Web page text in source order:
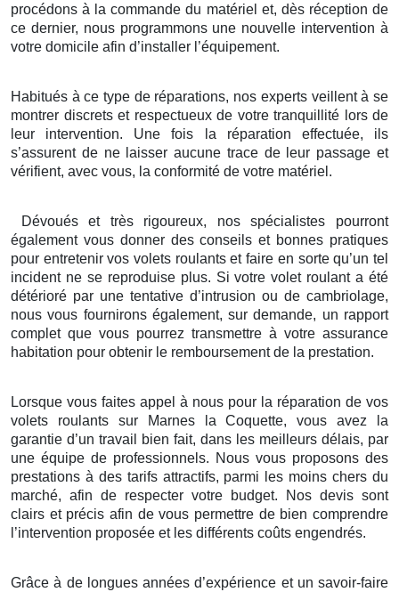
procédons à la commande du matériel et, dès réception de
ce dernier, nous programmons une nouvelle intervention à
votre domicile afin d’installer l’équipement.
Habitués à ce type de réparations, nos experts veillent à se
montrer discrets et respectueux de votre tranquillité lors de
leur intervention. Une fois la réparation effectuée, ils
s’assurent de ne laisser aucune trace de leur passage et
vérifient, avec vous, la conformité de votre matériel.
Dévoués et très rigoureux, nos spécialistes pourront
également vous donner des conseils et bonnes pratiques
pour entretenir vos volets roulants et faire en sorte qu’un tel
incident ne se reproduise plus. Si votre volet roulant a été
détérioré par une tentative d’intrusion ou de cambriolage,
nous vous fournirons également, sur demande, un rapport
complet que vous pourrez transmettre à votre assurance
habitation pour obtenir le remboursement de la prestation.
Lorsque vous faites appel à nous pour la réparation de vos
volets roulants sur Marnes la Coquette, vous avez la
garantie d’un travail bien fait, dans les meilleurs délais, par
une équipe de professionnels. Nous vous proposons des
prestations à des tarifs attractifs, parmi les moins chers du
marché, afin de respecter votre budget. Nos devis sont
clairs et précis afin de vous permettre de bien comprendre
l’intervention proposée et les différents coûts engendrés.
Grâce à de longues années d’expérience et un savoir-faire